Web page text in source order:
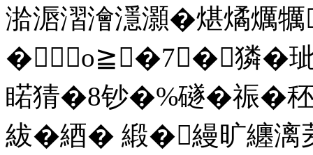
湁滣漝澮濦灝�煁燏
�о≧�7┅�獜�
睰猜�8钞�%礈�祳�
紱�綇� 緞�縵旷纏漓